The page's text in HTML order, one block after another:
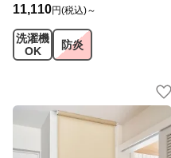
11,110円(税込)～
洗濯機
OK
防炎